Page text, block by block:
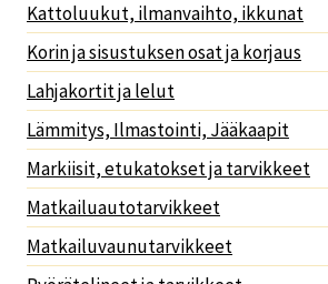
Kattoluukut, ilmanvaihto, ikkunat
Korin ja sisustuksen osat ja korjaus
Lahjakortit ja lelut
Lämmitys, Ilmastointi, Jääkaapit
Markiisit, etukatokset ja tarvikkeet
Matkailuautotarvikkeet
Matkailuvaunutarvikkeet